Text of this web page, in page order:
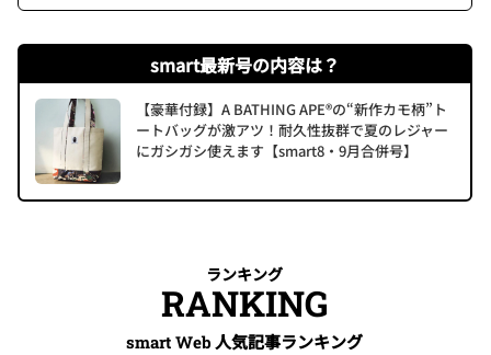
smart最新号の内容は？
【豪華付録】A BATHING APE®の“新作カモ柄”ト
ートバッグが激アツ！耐久性抜群で夏のレジャー
にガシガシ使えます【smart8・9月合併号】
ランキング
RANKING
smart Web人気記事ランキング